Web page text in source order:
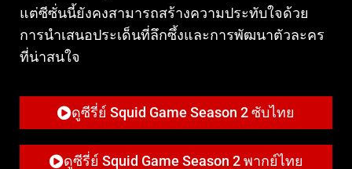
แต่ซีซั่นนี้ยังคงสามารถสร้างความประทับใจด้วย
การนำเสนอประเด็นที่ลึกซึ้งและการพัฒนาตัวละคร
ที่น่าสนใจ
ดูซีรี่ย์ Squid Game Season 2 ซับไทย
ดูซีรี่ย์ Squid Game Season 2 พากย์ไทย